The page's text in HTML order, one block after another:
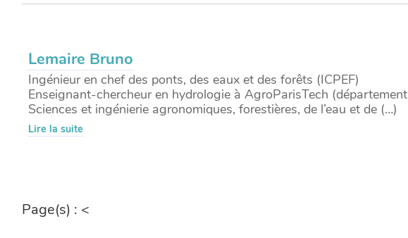
Lemaire Bruno
Ingénieur en chef des ponts, des eaux et des forêts (ICPEF)
Enseignant-chercheur en hydrologie à AgroParisTech (département
Sciences et ingénierie agronomiques, forestières, de l’eau et de (…)
Lire la suite
Page(s) : <